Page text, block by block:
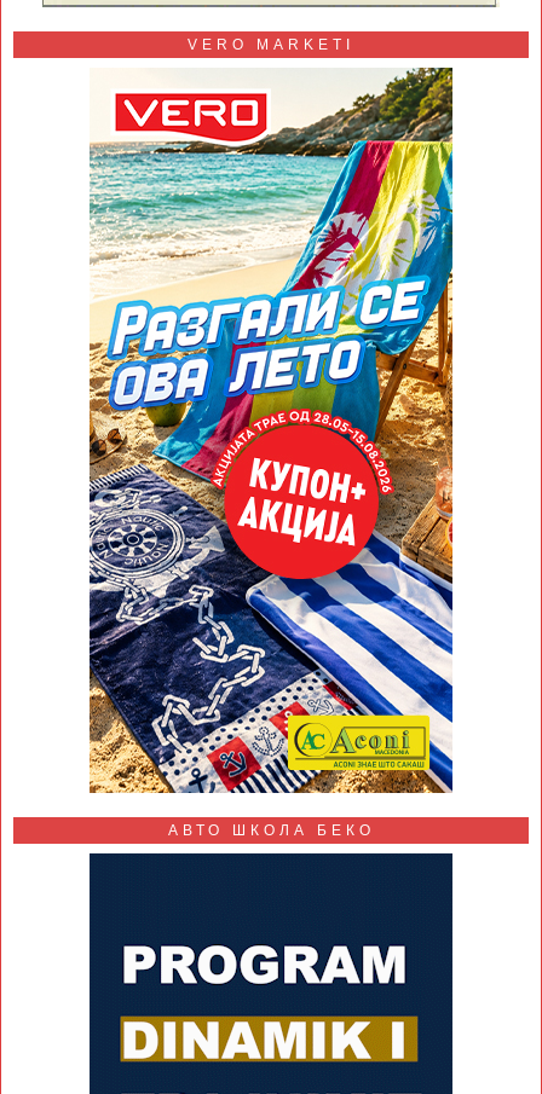
VERO MARKETI
АВТО ШКОЛА БЕКО